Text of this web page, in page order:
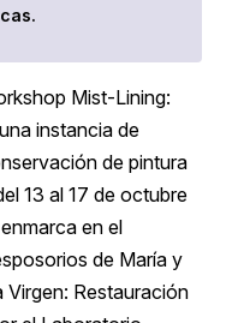
Mist-Lining:
instancia de
de pintura
13 al 17 de octubre
en el
de María y
Virgen: Restauración